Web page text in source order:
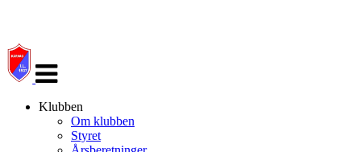
navigasjon
Klubben
Om klubben
Styret